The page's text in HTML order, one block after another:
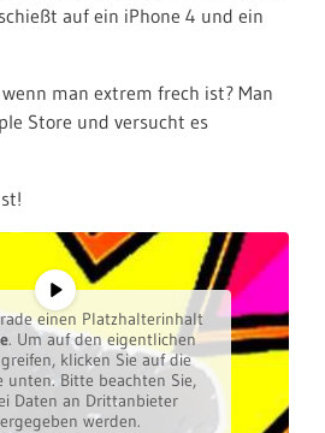
auf ein iPhone 4 und ein
man extrem frech ist? Man
Store und versucht es
einen Platzhalterinhalt
. Um auf den eigentlichen
klicken Sie auf die
unten. Bitte beachten Sie,
Daten an Drittanbieter
werden.